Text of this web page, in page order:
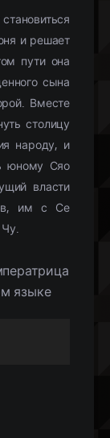
и решает
пути она
сына
Вместе
столицу
народу, и
юному Сяо
власти
им с Се
языке